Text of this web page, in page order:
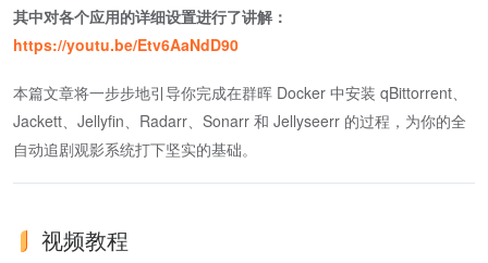
其中对各个应用的详细设置进行了讲解：
https://youtu.be/Etv6AaNdD90
本篇文章将一步步地引导你完成在群晖 Docker 中安装 qBittorrent、
Jackett、Jellyfin、Radarr、Sonarr 和 Jellyseerr 的过程，为你的全
自动追剧观影系统打下坚实的基础。
视频教程